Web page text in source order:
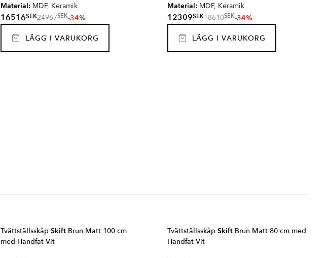
Material: MDF, Keramik
16516SEK24967SEK-34%
LÄGG I VARUKORG
Material: MDF, Keramik
12309SEK18610SEK-34%
LÄGG I VARUKORG
Tvättställsskåp Skift Brun Matt 100 cm
med Handfat Vit
Tvättställsskåp Skift Brun Matt 80 cm med
Handfat Vit